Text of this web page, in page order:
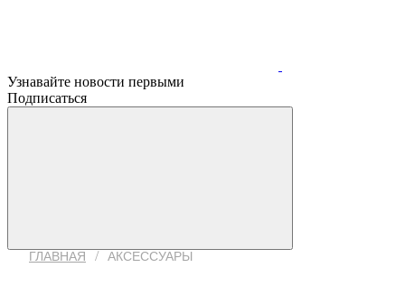
Узнавайте новости первыми
Подписаться
ГЛАВНАЯ / АКСЕССУАРЫ